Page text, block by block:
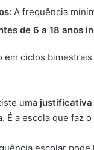
A frequência
de 6 a 18 anos
em ciclos
uma justificativa
É a escola que faz